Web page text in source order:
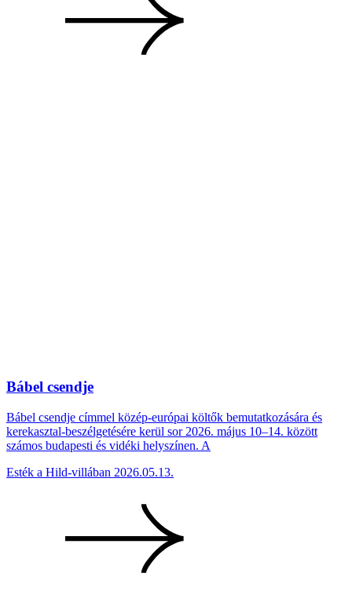
Bábel csendje
Bábel csendje címmel közép-európai költők bemutatkozására és
kerekasztal-beszélgetésére kerül sor 2026. május 10–14. között
számos budapesti és vidéki helyszínen. A
Esték a Hild-villában 2026.05.13.